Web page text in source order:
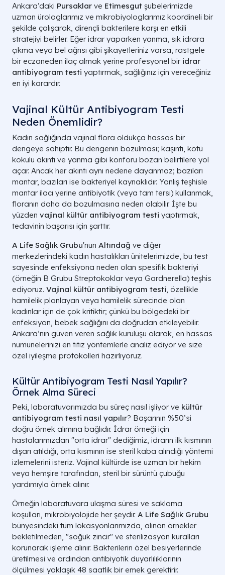
Ankara’daki Pursaklar ve Etimesgut şubelerimizde
uzman ürologlarımız ve mikrobiyologlarımız koordineli bir
şekilde çalışarak, dirençli bakterilere karşı en etkili
stratejiyi belirler. Eğer idrar yaparken yanma, sık idrara
çıkma veya bel ağrısı gibi şikayetleriniz varsa, rastgele
bir eczaneden ilaç almak yerine profesyonel bir idrar
antibiyogram testi yaptırmak, sağlığınız için vereceğiniz
en iyi karardır.
Vajinal Kültür Antibiyogram Testi
Neden Önemlidir?
Kadın sağlığında vajinal flora oldukça hassas bir
dengeye sahiptir. Bu dengenin bozulması; kaşıntı, kötü
kokulu akıntı ve yanma gibi konforu bozan belirtilere yol
açar. Ancak her akıntı aynı nedene dayanmaz; bazıları
mantar, bazıları ise bakteriyel kaynaklıdır. Yanlış teşhisle
mantar ilacı yerine antibiyotik (veya tam tersi) kullanmak,
floranın daha da bozulmasına neden olabilir. İşte bu
yüzden vajinal kültür antibiyogram testi yaptırmak,
tedavinin başarısı için şarttır.
A Life Sağlık Grubu'nun Altındağ ve diğer
merkezlerindeki kadın hastalıkları ünitelerimizde, bu test
sayesinde enfeksiyona neden olan spesifik bakteriyi
(örneğin B Grubu Streptokoklar veya Gardnerella) teşhis
ediyoruz. Vajinal kültür antibiyogram testi, özellikle
hamilelik planlayan veya hamilelik sürecinde olan
kadınlar için de çok kritiktir; çünkü bu bölgedeki bir
enfeksiyon, bebek sağlığını da doğrudan etkileyebilir.
Ankara’nın güven veren sağlık kuruluşu olarak, en hassas
numunelerinizi en titiz yöntemlerle analiz ediyor ve size
özel iyileşme protokolleri hazırlıyoruz.
Kültür Antibiyogram Testi Nasıl Yapılır?
Örnek Alma Süreci
Peki, laboratuvarımızda bu süreç nasıl işliyor ve kültür
antibiyogram testi nasıl yapılır? Başarının %50’si
doğru örnek alımına bağlıdır. İdrar örneği için
hastalarımızdan "orta idrar" dediğimiz, idrarın ilk kısmının
dışarı atıldığı, orta kısmının ise steril kaba alındığı yöntemi
izlemelerini isteriz. Vajinal kültürde ise uzman bir hekim
veya hemşire tarafından, steril bir sürüntü çubuğu
yardımıyla örnek alınır.
Örneğin laboratuvara ulaşma süresi ve saklama
koşulları, mikrobiyolojide her şeydir. A Life Sağlık Grubu
bünyesindeki tüm lokasyonlarımızda, alınan örnekler
bekletilmeden, "soğuk zincir" ve sterilizasyon kuralları
korunarak işleme alınır. Bakterilerin özel besiyerlerinde
üretilmesi ve ardından antibiyotik duyarlılıklarının
ölçülmesi yaklaşık 48 saatlik bir emek gerektirir.